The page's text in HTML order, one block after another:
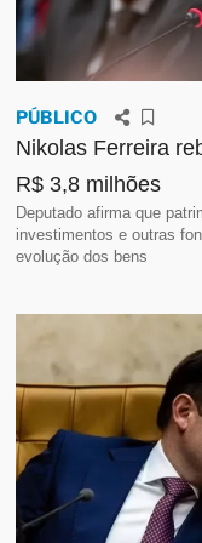
Tem candidato
que parece
investimento, e
milhões
Quando o
A tentativa de
da internet
na pré-
Greca de “meu
Master no
O escândalo
continua
Paraná.
Barros (PL)
atuação em
PÚBLICO
Nikolas Ferreira
R$ 3,8 milhões
Deputado afirma que
investimentos e outras
evolução dos bens